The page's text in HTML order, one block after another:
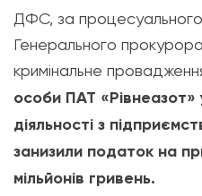
ДФС, за
Генерального
кримінальне
особи ПАТ «Рівнеазот»
діяльності з
занизили податок на
мільйонів гривень.